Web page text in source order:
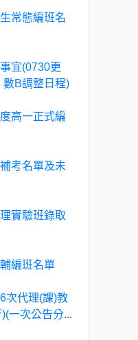
常態編班名
宜(0730更
數B調整日程)
高一正式編
考名單及未
實驗班錄取
編班名單
次代理(課)教
一次公告分...